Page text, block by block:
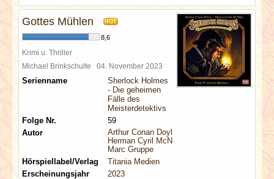
Gottes Mühlen HOT
8,6
Krimi u. Thriller
Michael Brinkschulte 04. November 2023
Serienname
Sherlock Holmes
- Die geheimen
Fälle des
Meisterdetektivs
Folge Nr.
59
Autor
Arthur Conan Doyle
Herman Cyril McNeile
Marc Gruppe
Hörspiellabel/Verlag
Titania Medien
Erscheinungsjahr
2023